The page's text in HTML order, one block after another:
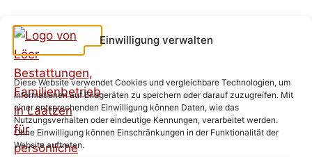
Einwilligung verwalten
Diese Website verwendet Cookies und vergleichbare Technologien, um
Informationen auf Endgeräten zu speichern oder darauf zuzugreifen. Mit
einer entsprechenden Einwilligung können Daten, wie das
Nutzungsverhalten oder eindeutige Kennungen, verarbeitet werden.
Ohne Einwilligung können Einschränkungen in der Funktionalität der
Website auftreten.